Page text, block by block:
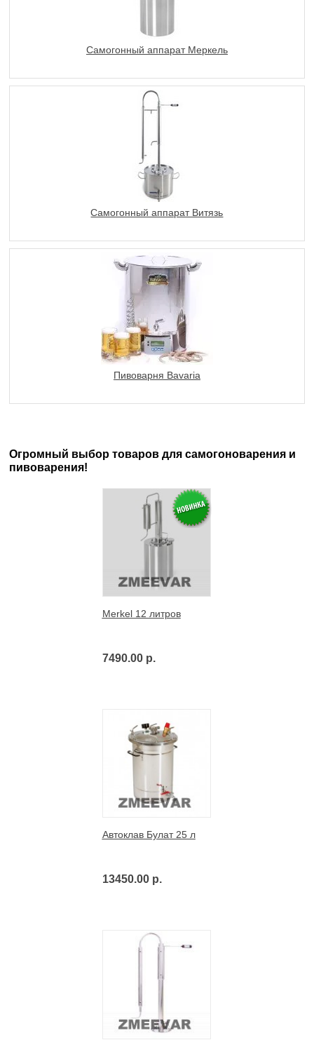
Самогонный аппарат Меркель
Самогонный аппарат Витязь
Пивоварня Bavaria
Огромный выбор товаров для самогоноварения и
пивоварения!
Merkel 12 литров
7490.00 р.
Автоклав Булат 25 л
13450.00 р.